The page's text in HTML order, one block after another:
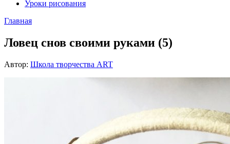
Уроки рисования
Главная
Ловец снов своими руками (5)
Автор: Школа творчества ART